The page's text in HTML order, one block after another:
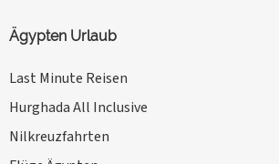
Ägypten Urlaub
Last Minute Reisen
Hurghada All Inclusive
Nilkreuzfahrten